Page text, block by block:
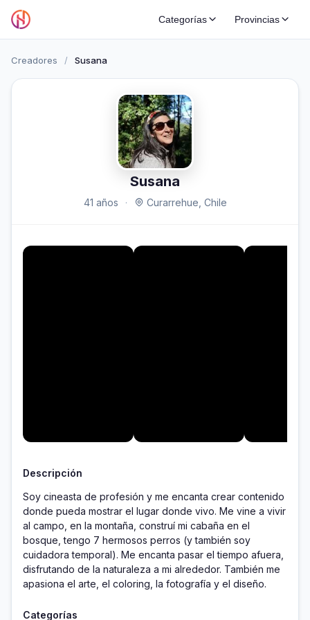
Categorías Provincias
Creadores / Susana
Susana
41 años · Curarrehue, Chile
Descripción
Soy cineasta de profesión y me encanta crear contenido
donde pueda mostrar el lugar donde vivo. Me vine a vivir
al campo, en la montaña, construí mi cabaña en el
bosque, tengo 7 hermosos perros (y también soy
cuidadora temporal). Me encanta pasar el tiempo afuera,
disfrutando de la naturaleza a mi alrededor. También me
apasiona el arte, el coloring, la fotografía y el diseño.
Categorías